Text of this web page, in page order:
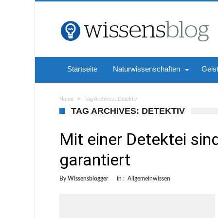
Startseite Naturwissenschaften
Home Tag Archives: Detektiv
TAG ARCHIVES: DETEKTIV
Mit einer Detektei
garantiert
By Wissensblogger in : Allgemeinwissen